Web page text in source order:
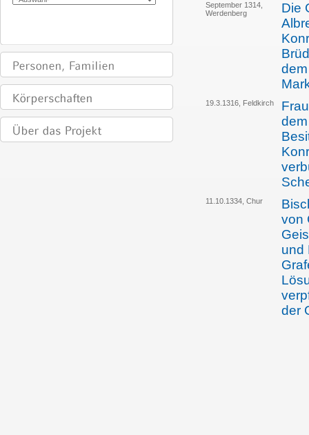
September 1314,
Werdenberg
Die
19.3.1316, Feldkirch
11.10.1334, Chur
von
und
der